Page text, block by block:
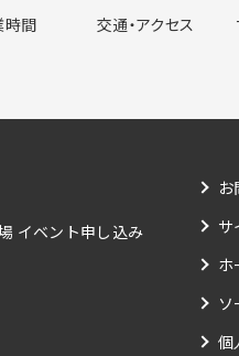
時間 交通・アクセス
イベント申し込み
サ
ホ
個